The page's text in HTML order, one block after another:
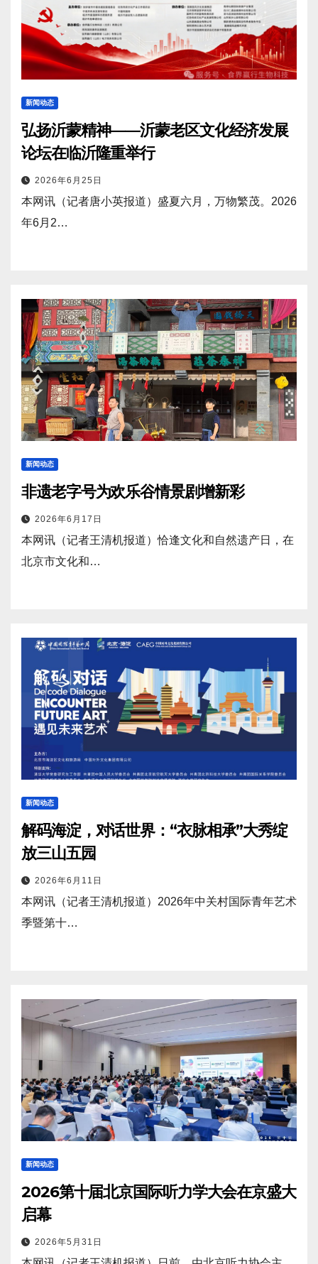
新闻动态
弘扬沂蒙精神——沂蒙老区文化经济发展
论坛在临沂隆重举行
2026年6月25日
本网讯（记者唐小英报道）盛夏六月，万物繁茂。2026
年6月2…
新闻动态
非遗老字号为欢乐谷情景剧增新彩
2026年6月17日
本网讯（记者王清机报道）恰逢文化和自然遗产日，在
北京市文化和…
新闻动态
解码海淀，对话世界：“衣脉相承”大秀绽
放三山五园
2026年6月11日
本网讯（记者王清机报道）2026年中关村国际青年艺术
季暨第十…
新闻动态
2026第十届北京国际听力学大会在京盛大
启幕
2026年5月31日